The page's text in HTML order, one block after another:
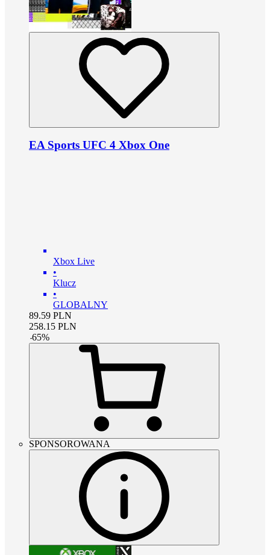
EA Sports UFC 4 Xbox One
Xbox Live
•
Klucz
•
GLOBALNY
89.59 PLN
258.15 PLN
-65%
SPONSOROWANA